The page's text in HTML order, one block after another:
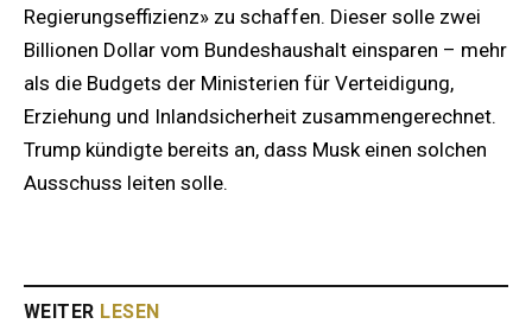
Regierungseffizienz» zu schaffen. Dieser solle zwei
Billionen Dollar vom Bundeshaushalt einsparen – mehr
als die Budgets der Ministerien für Verteidigung,
Erziehung und Inlandsicherheit zusammengerechnet.
Trump kündigte bereits an, dass Musk einen solchen
Ausschuss leiten solle.
WEITER LESEN